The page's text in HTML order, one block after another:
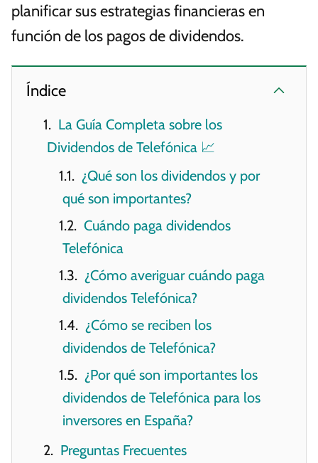
planificar sus estrategias financieras en
función de los pagos de dividendos.
Índice
La Guía Completa sobre los
Dividendos de Telefónica 📈
¿Qué son los dividendos y por
qué son importantes?
Cuándo paga dividendos
Telefónica
¿Cómo averiguar cuándo paga
dividendos Telefónica?
¿Cómo se reciben los
dividendos de Telefónica?
¿Por qué son importantes los
dividendos de Telefónica para los
inversores en España?
Preguntas Frecuentes